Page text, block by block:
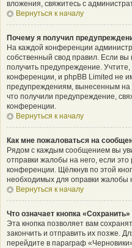
вложения, свяжитесь с
Вернуться к началу
Почему я получил
На каждой конференции
собственный свод правил. Если
получить предупреждение.
конференции, и phpBB Limited не
предупреждениям, вынесенным на
что получили предупреждение,
конференции.
Вернуться к началу
Как мне пожаловаться на
Рядом с каждым сообщением вы
отправки жалобы на него, если
конференции. Щёлкнув по этой
необходимых для оправки жалобы
Вернуться к началу
Что означает кнопка
Эта кнопка позволяет вам
закончить и отправить их позже.
перейдите в параграф